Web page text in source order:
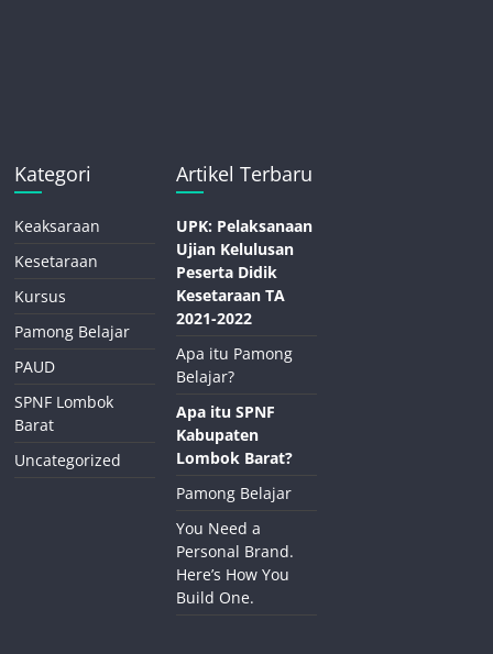
Kategori
Keaksaraan
Kesetaraan
Kursus
Pamong Belajar
PAUD
SPNF Lombok
Barat
Uncategorized
Artikel Terbaru
UPK: Pelaksanaan
Ujian Kelulusan
Peserta Didik
Kesetaraan TA
2021-2022
Apa itu Pamong
Belajar?
Apa itu SPNF
Kabupaten
Lombok Barat?
Pamong Belajar
You Need a
Personal Brand.
Here’s How You
Build One.